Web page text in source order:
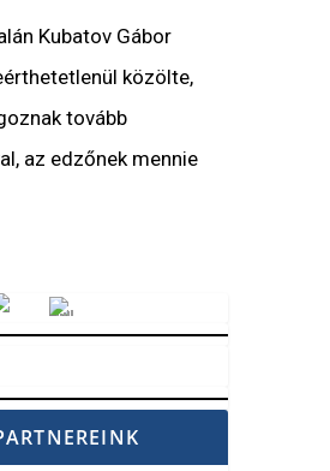
Kubatov Gábor
közölte,
tovább
az edzőnek mennie